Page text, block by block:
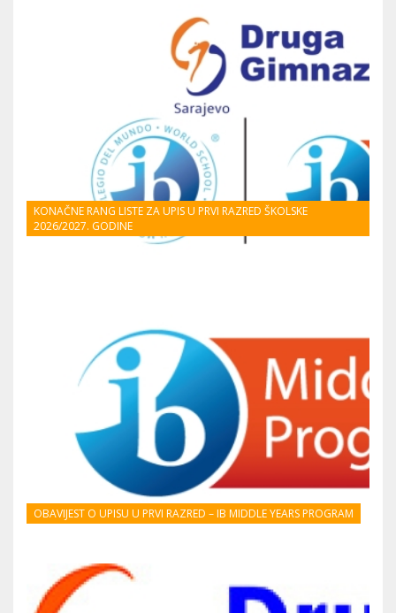
KONAČNE RANG LISTE ZA UPIS U PRVI RAZRED ŠKOLSKE
2026/2027. GODINE
OBAVIJEST O UPISU U PRVI RAZRED – IB MIDDLE YEARS PROGRAM